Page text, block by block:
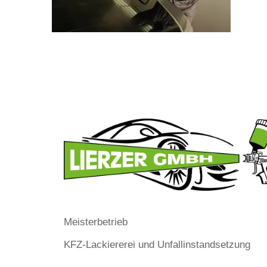
Meisterbetrieb
KFZ-Lackiererei und Unfallinstandsetzung